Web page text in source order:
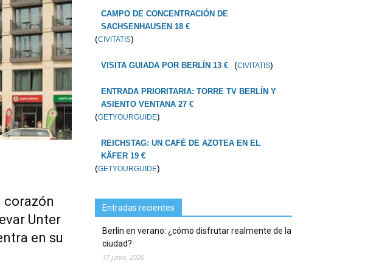
corazón
Unter
en su
CAMPO DE CONCENTRACIÓN DE
SACHSENHAUSEN 18 €
(CIVITATIS)
VISITA GUIADA POR BERLÍN 13 € (CIVITATIS)
ENTRADA PRIORITARIA: TORRE TV BERLÍN Y
ASIENTO VENTANA 27 €
(GETYOURGUIDE)
REICHSTAG: UN CAFÉ DE AZOTEA EN EL
KÄFER 19 €
(GETYOURGUIDE)
Entradas recientes
Berlin en verano: ¿cómo disfrutar realmente de la
ciudad?
17 junio, 2026